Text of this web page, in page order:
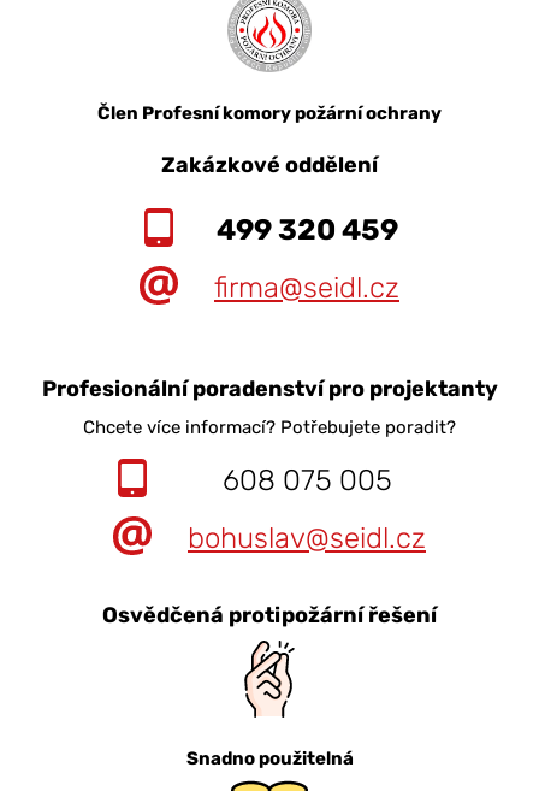
Člen Profesní komory požární ochrany
Zakázkové oddělení
499 320 459
firma@seidl.cz
Profesionální poradenství pro projektanty
Chcete více informací? Potřebujete poradit?
608 075 005
bohuslav@seidl.cz
Osvědčená protipožární řešení
Snadno použitelná